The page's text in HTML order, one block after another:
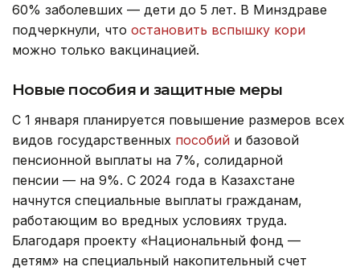
60% заболевших — дети до 5 лет. В Минздраве
подчеркнули, что остановить вспышку кори
можно только вакцинацией.
Новые пособия и защитные меры
С 1 января планируется повышение размеров всех
видов государственных пособий и базовой
пенсионной выплаты на 7%, солидарной
пенсии — на 9%. С 2024 года в Казахстане
начнутся специальные выплаты гражданам,
работающим во вредных условиях труда.
Благодаря проекту «Национальный фонд —
детям» на специальный накопительный счет